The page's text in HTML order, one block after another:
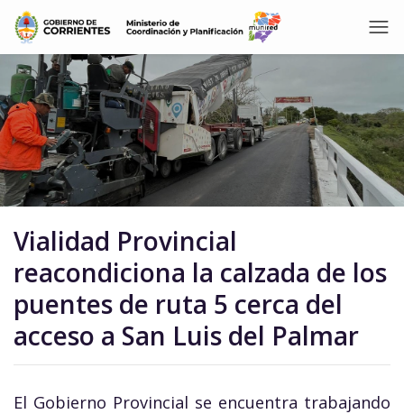
Vialidad Provincial
reacondiciona la calzada de los
puentes de ruta 5 cerca del
acceso a San Luis del Palmar
El Gobierno Provincial se encuentra trabajando